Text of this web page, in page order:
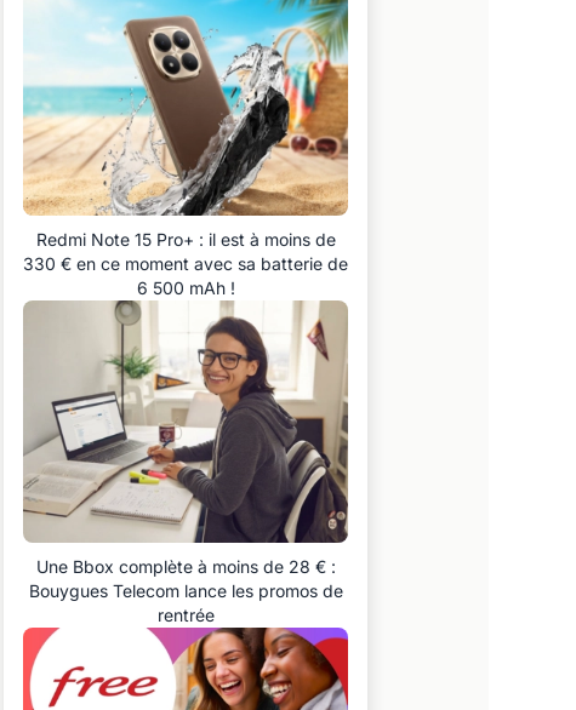
Redmi Note 15 Pro+ : il est à moins de
330 € en ce moment avec sa batterie de
6 500 mAh !
Une Bbox complète à moins de 28 € :
Bouygues Telecom lance les promos de
rentrée